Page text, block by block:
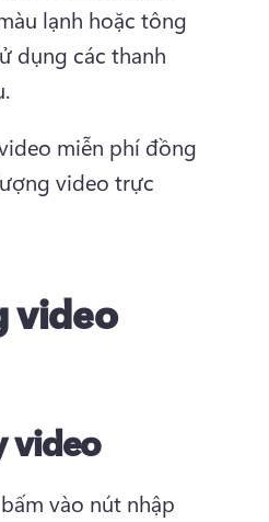
lạnh hoặc tông
dụng các thanh
miễn phí đồng
video trực
video
video
vào nút nhập